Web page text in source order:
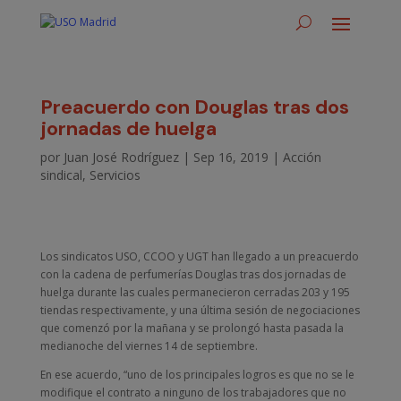
Preacuerdo con Douglas tras dos
jornadas de huelga
por Juan José Rodríguez| Sep 16, 2019 | Acción
sindical, Servicios
Los sindicatos USO, CCOO y UGT han llegado a un preacuerdo
con la cadena de perfumerías Douglas tras dos jornadas de
huelga durante las cuales permanecieron cerradas 203 y 195
tiendas respectivamente, y una última sesión de negociaciones
que comenzó por la mañana y se prolongó hasta pasada la
medianoche del viernes 14 de septiembre.
En ese acuerdo, “uno de los principales logros es que no se le
modifique el contrato a ninguno de los trabajadores que no